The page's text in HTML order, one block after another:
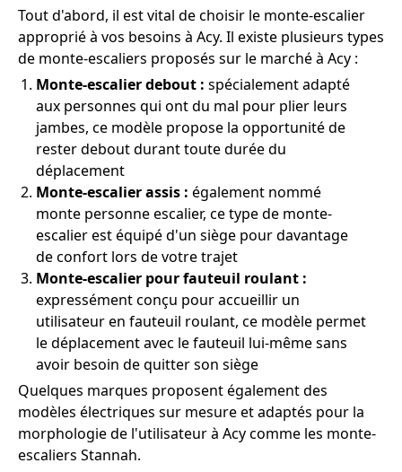
Tout d'abord, il est vital de choisir le monte-escalier
approprié à vos besoins à Acy. Il existe plusieurs types
de monte-escaliers proposés sur le marché à Acy :
Monte-escalier debout : spécialement adapté
aux personnes qui ont du mal pour plier leurs
jambes, ce modèle propose la opportunité de
rester debout durant toute durée du
déplacement
Monte-escalier assis : également nommé
monte personne escalier, ce type de monte-
escalier est équipé d'un siège pour davantage
de confort lors de votre trajet
Monte-escalier pour fauteuil roulant :
expressément conçu pour accueillir un
utilisateur en fauteuil roulant, ce modèle permet
le déplacement avec le fauteuil lui-même sans
avoir besoin de quitter son siège
Quelques marques proposent également des
modèles électriques sur mesure et adaptés pour la
morphologie de l'utilisateur à Acy comme les monte-
escaliers Stannah.